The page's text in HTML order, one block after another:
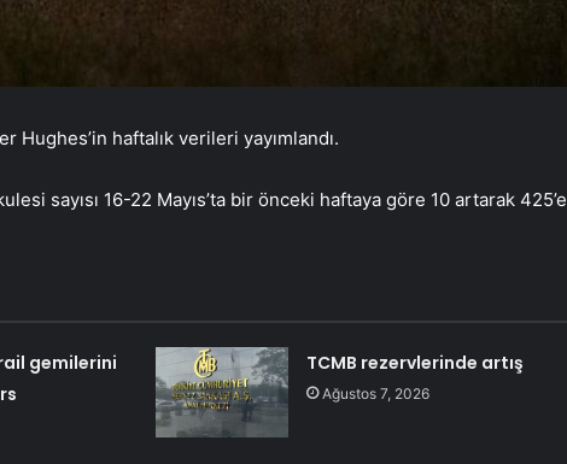
Hughes’in haftalık verileri yayımlandı.
sayısı 16-22 Mayıs’ta bir önceki haftaya göre 10 artarak 425’e
gemilerini
TCMB rezervlerinde artış
Ağustos 7, 2026